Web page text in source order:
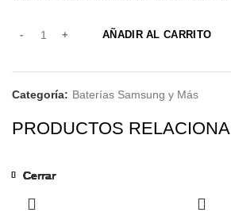
AÑADIR AL CARRITO
Categoría: Baterías Samsung y Más
PRODUCTOS
Cerrar
Cerrar
Cerrar
Cerrar
Cerrar
Cerrar
Cerrar
Cerrar